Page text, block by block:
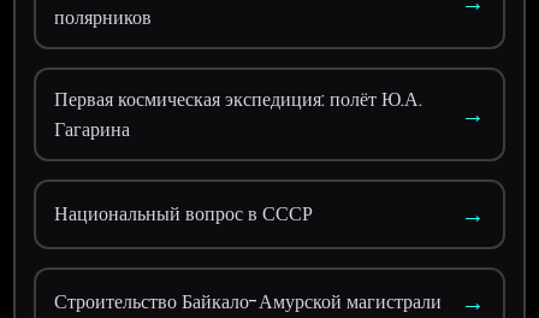
полярников
Первая космическая экспедиция: полёт Ю.А.
Гагарина
→
Национальный вопрос в СССР →
Строительство Байкало-Амурской магистрали →